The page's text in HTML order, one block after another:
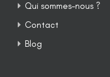
Qui sommes-nous ?
Contact
Blog